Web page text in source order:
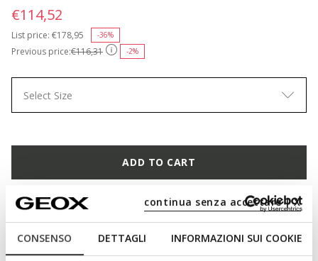
CONSENSO DETTAGLI INFORMAZIONI SUI COOKIE
continua senza accettare | X
Previous price:€116,31 -2%
List price: Price reduced from
€178,95 -36%
€114,52
Select Size
ADD TO CART
FIND IN STORE
Free standard delivery
in 4-5 working days